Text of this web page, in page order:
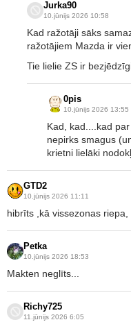
Jurka90
10.jūnijs 2026 10:58
Kad ražotāji sāks
ražotājiem Mazda ir
Tie lielie ZS ir
0pis
10.jūnijs 2026 13:55
Kad, kad....kad
nepirks smagus
krietni lielāki
GTD2
10.jūnijs 2026 11:11
hibrīts ,kā vissezonas
Petka
10.jūnijs 2026 18:53
Makten neglīts...
Richy725
11.jūnijs 2026 6:05